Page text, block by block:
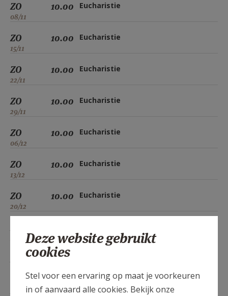
ZO
08/11
10.00 Eucharistie
ZO
15/11
10.00 Eucharistie
ZO
22/11
10.00 Eucharistie
ZO
29/11
10.00 Eucharistie
ZO
06/12
10.00 Eucharistie
ZO
13/12
10.00 Eucharistie
ZO
20/12
10.00 Eucharistie
10.00
10.00 Eucharistie
Deze website gebruikt
cookies
Stel voor een ervaring op maat je voorkeuren
in of aanvaard alle cookies. Bekijk onze